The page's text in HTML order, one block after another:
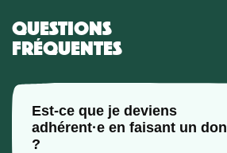
QUESTIONS
FRÉQUENTES
Est-ce que je deviens
adhérent·e en faisant un don
?